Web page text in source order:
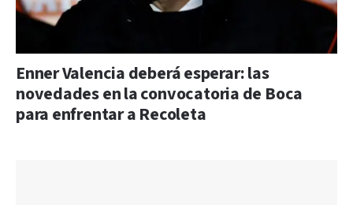
Enner Valencia deberá esperar: las
novedades en la convocatoria de Boca
para enfrentar a Recoleta